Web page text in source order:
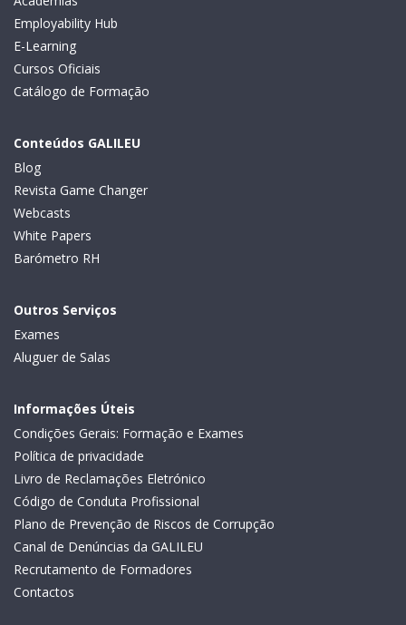
Employability Hub
E-Learning
Cursos Oficiais
Catálogo de Formação
Conteúdos GALILEU
Blog
Revista Game Changer
Webcasts
White Papers
Barómetro RH
Outros Serviços
Exames
Aluguer de Salas
Informações Úteis
Condições Gerais: Formação e Exames
Política de privacidade
Livro de Reclamações Eletrónico
Código de Conduta Profissional
Plano de Prevenção de Riscos de Corrupção
Canal de Denúncias da GALILEU
Recrutamento de Formadores
Contactos